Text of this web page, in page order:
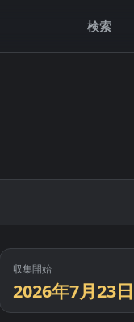
検索
収集開始
2026年7月23日